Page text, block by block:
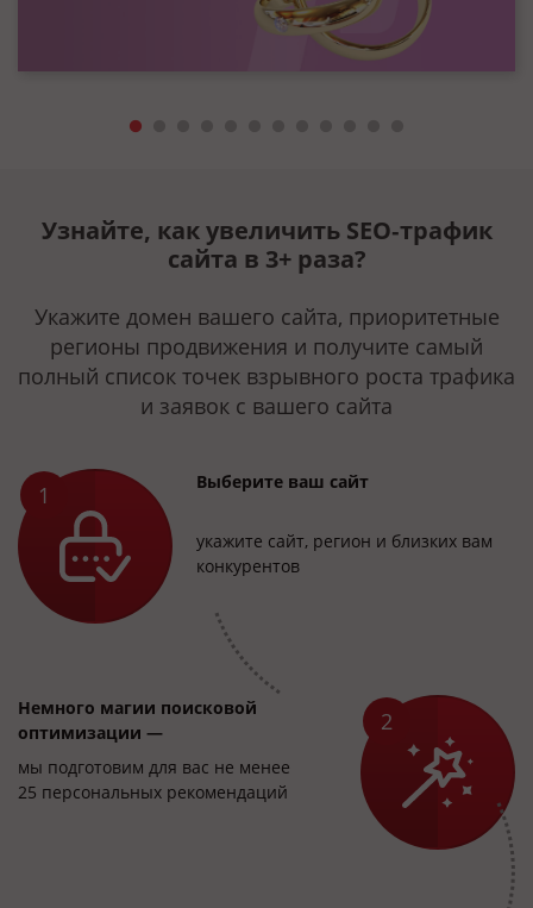
Узнайте, как увеличить SEO‑трафик
сайта в 3+раза?
Укажите домен вашего сайта, приоритетные
регионы продвижения и получите самый
полный список точек взрывного роста трафика
и заявок с вашего сайта
Выберите ваш сайт
укажите сайт, регион и близких вам
конкурентов
Немного магии поисковой
оптимизации —
мы подготовим для вас не менее
25 персональных рекомендаций